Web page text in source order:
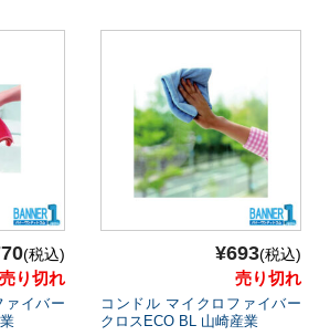
(税込)
売り切れ
ァイバー
¥693(税込)
売り切れ
コンドル マイクロファイバー
クロスECO BL 山崎産業